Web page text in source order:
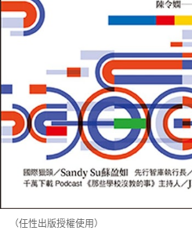
（任性出版授權使用）